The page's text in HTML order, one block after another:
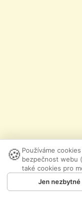
🍪 Používáme
bezpečnost webu
také cookies pro
Jen nezbytné